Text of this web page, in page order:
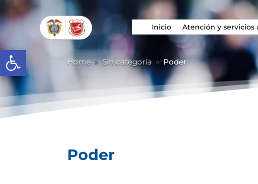
Abrir barra de herramientas
Inicio Atención y servicios
Home 9 Sin categoría 9 Poder
Poder